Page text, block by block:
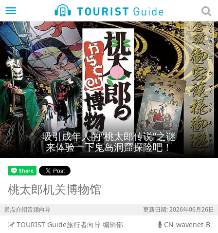
menu
吸引成年人的“桃太郎传说”之谜
来体验一下鬼岛洞窟探险吧！
桃太郎机关博物馆
景点介绍音频向导 更新日期: 2026年06月26日
TOURIST Guide旅行者向导 编辑部 CN-wavenet-B